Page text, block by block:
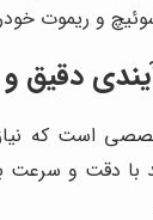
و ریموت
است که